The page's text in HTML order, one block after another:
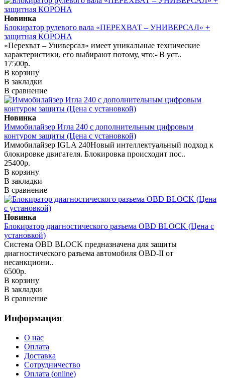
Новинка
Блокиратор рулевого вала «ПЕРЕХВАТ – УНИВЕРСАЛ» +
защитная КОРОНА
«Перехват – Универсал» имеет уникальные технические
характеристики, его выбирают потому, что:- В уст..
17500р.
В корзину
В закладки
В сравнение
Новинка
Иммобилайзер Игла 240 с дополнительным цифровым
контуром защиты (Цена с установкой)
Иммобилайзер IGLA 240Новый интеллектуальный подход к
блокировке двигателя. Блокировка происходит пос..
25400р.
В корзину
В закладки
В сравнение
Новинка
Блокиратор диагностического разъема OBD BLOCK (Цена с
установкой)
Система OBD BLOCK предназначена для защиты
диагностического разъема автомобиля OBD-II от
несанкциони..
6500р.
В корзину
В закладки
В сравнение
Информация
О нас
Оплата
Доставка
Сотрудничество
Оплата (online)